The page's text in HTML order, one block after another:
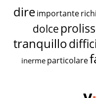
dire importante
dolce
tranquillo
inerme particolare